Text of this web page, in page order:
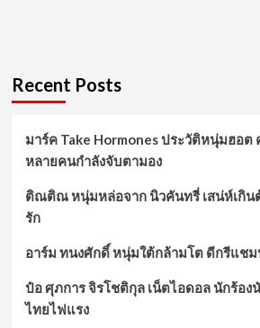
Recent Posts
มาร์ค Take Hormones ประวัติหนุ่มฮอ
หลายคนกำลังจับตามอง
ติณติณ หนุ่มหล่อจาก นิวคันทรี่ เสน่ห์เกิน
รัก
อาร์ม ทนงศักดิ์ หนุ่มใต้กล้ามโต ดีกรีแชม
ป๋อ ศุภการ จิรโชติกุล เน็ตไอดอล นักร้อ
ไทยไฟแรง